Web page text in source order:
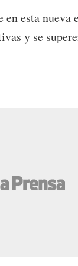
en esta nueva
y se